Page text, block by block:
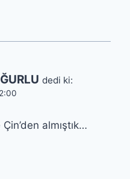
dedi ki:
almıştık…